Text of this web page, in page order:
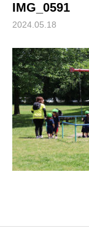
IMG_0591
2024.05.18